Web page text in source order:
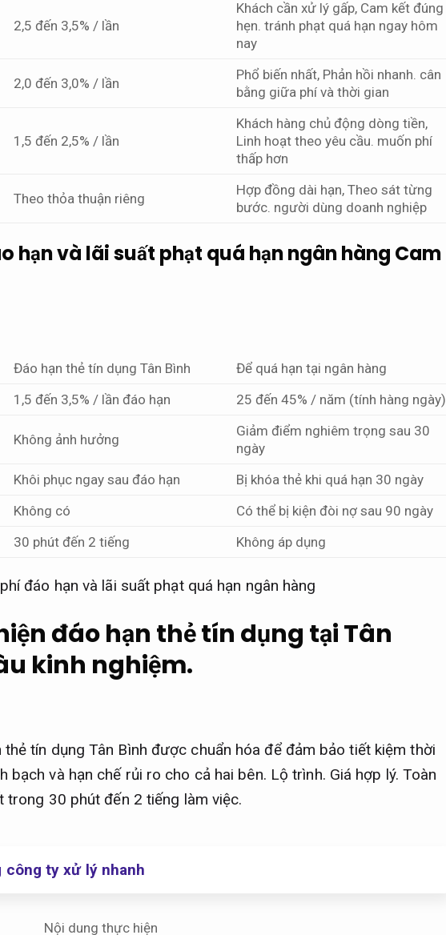
2,5 đến 3,5% / lần
Khách cần xử lý gấp, Cam kết đúng
hẹn. tránh phạt quá hạn ngay hôm
nay
2,0 đến 3,0% / lần
Phổ biến nhất, Phản hồi nhanh. cân
bằng giữa phí và thời gian
1,5 đến 2,5% / lần
Khách hàng chủ động dòng tiền,
Linh hoạt theo yêu cầu. muốn phí
thấp hơn
Theo thỏa thuận riêng
Hợp đồng dài hạn, Theo sát từng
bước. người dùng doanh nghiệp
hạn và lãi suất phạt quá hạn ngân hàng Cam
Đáo hạn thẻ tín dụng Tân Bình
Để quá hạn tại ngân hàng
1,5 đến 3,5% / lần đáo hạn 25 đến 45% / năm (tính hàng ngày)
Không ảnh hưởng
Giảm điểm nghiêm trọng sau 30
ngày
Khôi phục ngay sau đáo hạn
Bị khóa thẻ khi quá hạn 30 ngày
Không có
Có thể bị kiện đòi nợ sau 90 ngày
30 phút đến 2 tiếng Không áp dụng
đáo hạn thẻ tín dụng tại Tân
kinh nghiệm.
tín dụng Tân Bình được chuẩn hóa để đảm bảo tiết kiệm thời
bạch và hạn chế rủi ro cho cả hai bên. Lộ trình. Giá hợp lý. Toàn
30 phút đến 2 tiếng làm việc.
công ty xử lý nhanh
Nội dung thực hiện